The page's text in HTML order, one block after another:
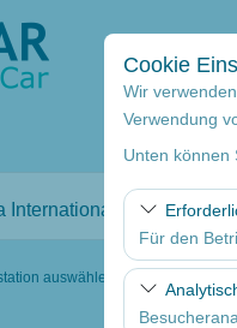
Cookie
Wir
Verwendung
Unten können
Für den
Diese
und
Internationaler Flughafen
auswählen